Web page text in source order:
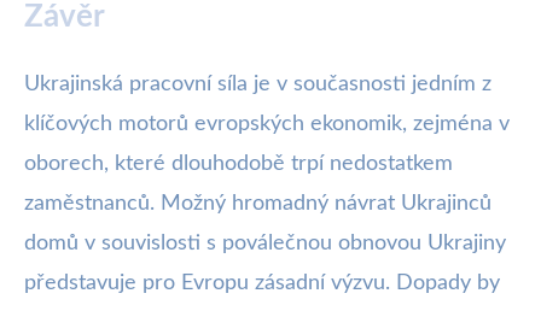
Závěr
Ukrajinská pracovní síla je v současnosti jedním z
klíčových motorů evropských ekonomik, zejména v
oborech, které dlouhodobě trpí nedostatkem
zaměstnanců. Možný hromadný návrat Ukrajinců
domů v souvislosti s poválečnou obnovou Ukrajiny
představuje pro Evropu zásadní výzvu. Dopady by